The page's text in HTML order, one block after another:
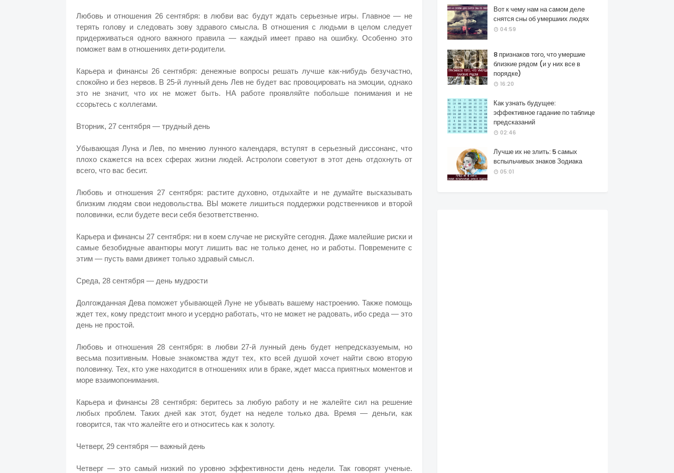
Любовь и отношения 26 сентября: в любви вас будут ждать серьезные игры. Главное — не
терять голову и следовать зову здравого смысла. В отношения с людьми в целом следует
придерживаться одного важного правила — каждый имеет право на ошибку. Особенно это
поможет вам в отношениях дети-родители.
Карьера и финансы 26 сентября: денежные вопросы решать лучше как-нибудь безучастно,
спокойно и без нервов. В 25-й лунный день Лев не будет вас провоцировать на эмоции, однако
это не значит, что их не может быть. НА работе проявляйте побольше понимания и не
ссорьтесь с коллегами.
Вторник, 27 сентября — трудный день
Убывающая Луна и Лев, по мнению лунного календаря, вступят в серьезный диссонанс, что
плохо скажется на всех сферах жизни людей. Астрологи советуют в этот день отдохнуть от
всего, что вас бесит.
Любовь и отношения 27 сентября: растите духовно, отдыхайте и не думайте высказывать
близким людям свои недовольства. ВЫ можете лишиться поддержки родственников и второй
половинки, если будете веси себя безответственно.
Карьера и финансы 27 сентября: ни в коем случае не рискуйте сегодня. Даже малейшие риски и
самые безобидные авантюры могут лишить вас не только денег, но и работы. Повремените с
этим — пусть вами движет только здравый смысл.
Среда, 28 сентября — день мудрости
Долгожданная Дева поможет убывающей Луне не убывать вашему настроению. Также помощь
ждет тех, кому предстоит много и усердно работать, что не может не радовать, ибо среда — это
день не простой.
Любовь и отношения 28 сентября: в любви 27-й лунный день будет непредсказуемым, но
весьма позитивным. Новые знакомства ждут тех, кто всей душой хочет найти свою вторую
половинку. Тех, кто уже находится в отношениях или в браке, ждет масса приятных моментов и
море взаимопонимания.
Карьера и финансы 28 сентября: беритесь за любую работу и не жалейте сил на решение
любых проблем. Таких дней как этот, будет на неделе только два. Время — деньги, как
говорится, так что жалейте его и относитесь как к золоту.
Четверг, 29 сентября — важный день
Четверг — это самый низкий по уровню эффективности день недели. Так говорят ученые.
Вот к чему нам на самом деле
снятся сны об умершиих людях
04:59
8 признаков того, что умершие
близкие рядом (и у них все в
порядке)
16:20
Как узнать будущее:
эффективное гадание по таблице
предсказаний
02:46
Лучше их не злить: 5 самых
вспыльчивых знаков Зодиака
05:01